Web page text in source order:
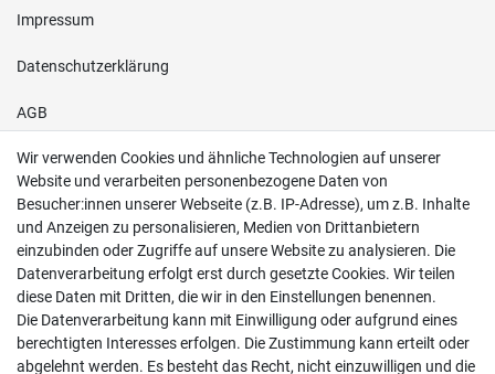
Impressum
Daten­schutz­erklärung
AGB
Shop
Kontakt
Versand & Zahlung
Widerrufs­recht
Widerruf erklären
Wir verwenden Cookies und ähnliche Technologien auf unserer
Website und verarbeiten personenbezogene Daten von
Besucher:innen unserer Webseite (z.B. IP-Adresse), um z.B. Inhalte
und Anzeigen zu personalisieren, Medien von Drittanbietern
einzubinden oder Zugriffe auf unsere Website zu analysieren. Die
Datenverarbeitung erfolgt erst durch gesetzte Cookies. Wir teilen
diese Daten mit Dritten, die wir in den Einstellungen benennen.
Die Datenverarbeitung kann mit Einwilligung oder aufgrund eines
berechtigten Interesses erfolgen. Die Zustimmung kann erteilt oder
abgelehnt werden. Es besteht das Recht, nicht einzuwilligen und die